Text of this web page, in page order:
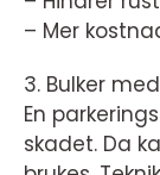
– Mer
3. Bulker
En
skadet. Da